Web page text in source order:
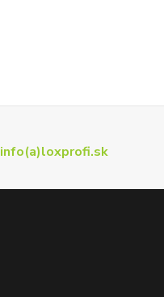
info(a)loxprofi.sk